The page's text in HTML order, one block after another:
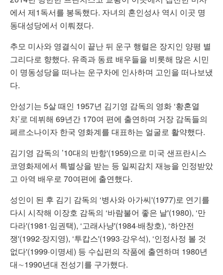
에서 제1독서를 봉독했다. 자녀의 혼인성사 역시 이곳 명
동대성당에서 이뤄졌다.
추모 미사와 영결식이 끝난 뒤 운구 행렬은 장지인 양평 별
그리다로 향했다. 유족과 동료 배우들을 비롯해 많은 시민
이 명동성당을 떠나는 운구차에 인사하며 고인을 떠나보냈
다.
안성기는 5살 때인 1957년 김기영 감독의 영화 ‘황혼열
차’로 데뷔해 69년간 170여 편에 출연하며 거장 감독들의
페르소나이자 한국 영화계를 대표하는 얼굴로 활약했다.
김기영 감독의 ’10대의 반항'(1959)으로 미국 샌프란시스
코영화제에서 특별상을 받는 등 일찌감치 재능을 인정받았
고 아역 배우로 70여편에 출연했다.
성인이 된 후 김기 감독의 ‘병사와 아가씨'(1977)로 연기를
다시 시작해 이장호 감독의 ‘바람불어 좋은 날'(1980), ‘만
다라'(1981·임권택), ‘고래사냥'(1984·배창호), ‘하얀전
쟁'(1992·장지영), ‘투캅스'(1993·강우석), ‘인정사정 볼 것
없다'(1999·이명세) 등 수십편의 작품에 출연하며 1980년
대∼1990년대 전성기를 구가했다.